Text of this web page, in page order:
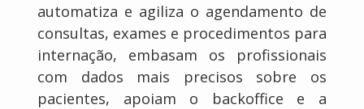
automatiza e agiliza o agendamento de
consultas, exames e procedimentos para
internação, embasam os profissionais
com dados mais precisos sobre os
pacientes, apoiam o backoffice e a